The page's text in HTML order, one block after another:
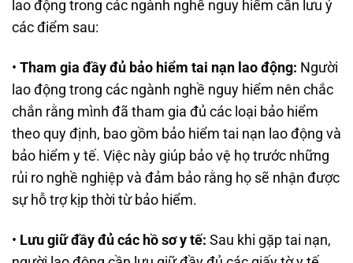
lao động trong các ngành nghề nguy hiểm cần lưu ý
các điểm sau:
• Tham gia đầy đủ bảo hiểm tai nạn lao động: Người
lao động trong các ngành nghề nguy hiểm nên chắc
chắn rằng mình đã tham gia đủ các loại bảo hiểm
theo quy định, bao gồm bảo hiểm tai nạn lao động và
bảo hiểm y tế. Việc này giúp bảo vệ họ trước những
rủi ro nghề nghiệp và đảm bảo rằng họ sẽ nhận được
sự hỗ trợ kịp thời từ bảo hiểm.
• Lưu giữ đầy đủ các hồ sơ y tế: Sau khi gặp tai nạn,